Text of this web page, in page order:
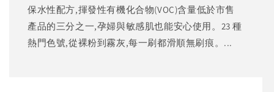
保水性配方,揮發性有機化合物(VOC)含量低於市售
產品的三分之一,孕婦與敏感肌也能安心使用。23 種
熱門色號,從裸粉到霧灰,每一刷都滑順無刷痕。...